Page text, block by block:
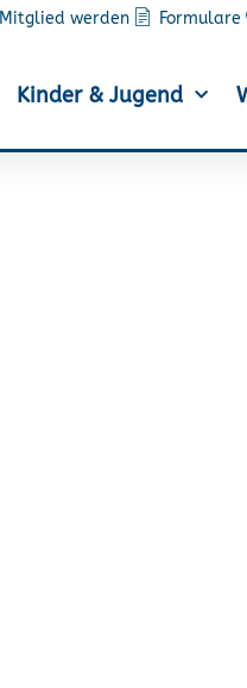
Mitglied werden Formulare
Kinder & Jugend